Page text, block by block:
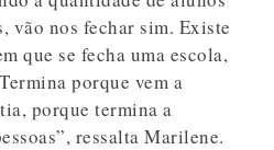
vão nos fechar sim. Existe
que se fecha uma escola,
porque vem a
porque termina a
ressalta Marilene.